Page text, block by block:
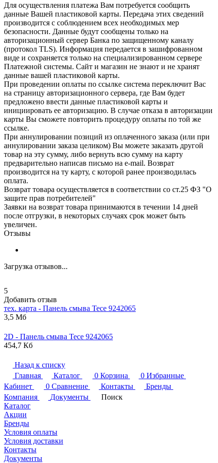
Для осуществления платежа Вам потребуется сообщить
данные Вашей пластиковой карты. Передача этих сведений
производится с соблюдением всех необходимых мер
безопасности. Данные будут сообщены только на
авторизационный сервер Банка по защищенному каналу
(протокол TLS). Информация передается в зашифрованном
виде и сохраняется только на специализированном сервере
Платежной системы. Сайт и магазин не знают и не хранят
данные вашей пластиковой карты.
При проведении оплаты по ссылке система переключит Вас
на страницу авторизационного сервера, где Вам будет
предложено ввести данные пластиковой карты и
инициировать ее авторизацию. В случае отказа в авторизации
карты Вы сможете повторить процедуру оплаты по той же
ссылке.
При аннулировании позиций из оплаченного заказа (или при
аннулировании заказа целиком) Вы можете заказать другой
товар на эту сумму, либо вернуть всю сумму на карту
предварительно написав письмо на e-mail. Возврат
производится на ту карту, с которой ранее производилась
оплата.
Возврат товара осуществляется в соответствии со ст.25 ФЗ "О
защите прав потребителей"
Заявки на возврат товара принимаются в течении 14 дней
после отгрузки, в некоторых случаях срок может быть
увеличен.
Отзывы
Загрузка отзывов...
5
Добавить отзыв
тех. карта - Панель смыва Tece 9242065
3,5 Мб
2D - Панель смыва Tece 9242065
454,7 Кб
Назад к списку
Главная
Каталог 0 Корзина 0 Избранные
Кабинет
0 Сравнение Контакты
Бренды
Компания
Документы
Поиск
Каталог
Акции
Бренды
Условия оплаты
Условия доставки
Контакты
Документы